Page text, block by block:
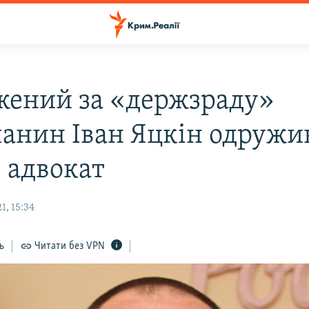
за «держзраду»
Іван Яцкін
15:34
Читати без VPN